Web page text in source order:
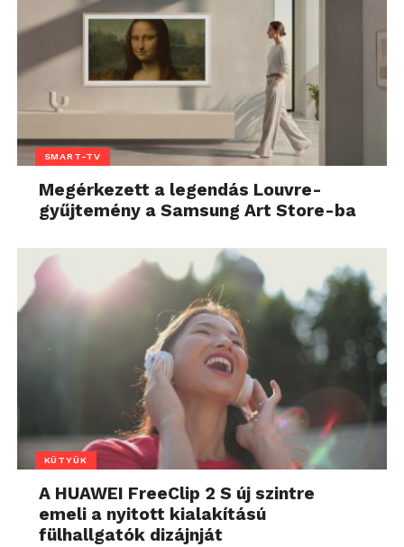
SMART-TV
Megérkezett a legendás Louvre-
gyűjtemény a Samsung Art Store-ba
KÜTYÜK
A HUAWEI FreeClip 2 S új szintre
emeli a nyitott kialakítású
fülhallgatók dizájnját